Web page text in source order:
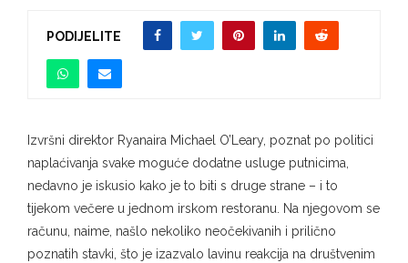
PODIJELITE
Izvršni direktor Ryanaira Michael O’Leary, poznat po politici
naplaćivanja svake moguće dodatne usluge putnicima,
nedavno je iskusio kako je to biti s druge strane – i to
tijekom večere u jednom irskom restoranu. Na njegovom se
računu, naime, našlo nekoliko neočekivanih i prilično
poznatih stavki, što je izazvalo lavinu reakcija na društvenim